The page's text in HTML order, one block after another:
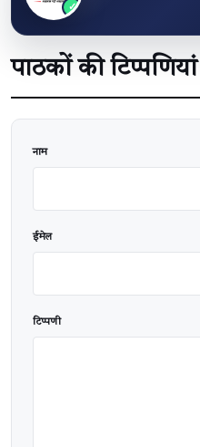
पाठकों की टिप्पणियां
नाम
ईमेल
टिप्पणी